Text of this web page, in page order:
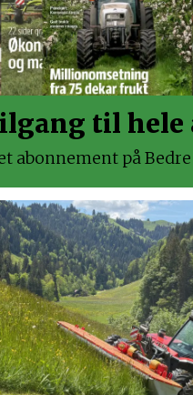
til
abonnement på